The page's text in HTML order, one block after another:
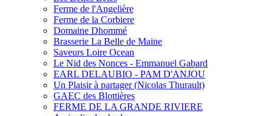
Ferme de l'Angelière
Ferme de la Corbiere
Domaine Dhommé
Brasserie La Belle de Maine
Saveurs Loire Ocean
Le Nid des Nonces - Emmanuel Gabard
EARL DELAUBIO - PAM D'ANJOU
Un Plaisir à partager (Nicolas Thurault)
GAEC des Blottières
FERME DE LA GRANDE RIVIERE